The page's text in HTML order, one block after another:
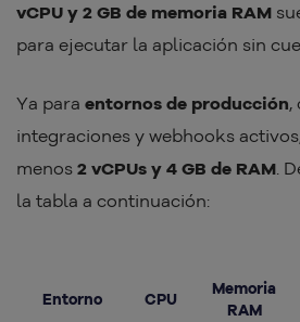
vCPU y 2 GB de memoria RAM
para ejecutar la aplicación sin
Ya para entornos de producción,
integraciones y webhooks
menos 2 vCPUs y 4 GB de RAM.
la tabla a continuación:
Entorno CPU
Memoria
RAM